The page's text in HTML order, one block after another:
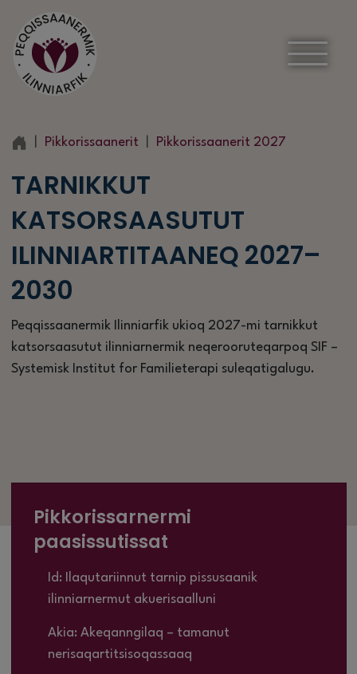
Pikkorissaanerit Pikkorissaanerit 2027
TARNIKKUT
KATSORSAASUTUT
ILINNIARTITAANEQ 2027–
2030
Peqqissaanermik Ilinniarfik ukioq 2027-mi tarnikkut
katsorsaasutut ilinniarnermik neqerooruteqarpoq SIF –
Systemisk Institut for Familieterapi suleqatigalugu.
Pikkorissarnermi
paasissutissat
Id: Ilaqutariinnut tarnip pissusaanik
ilinniarnermut akuerisaalluni
Akia: Akeqanngilaq – tamanut
nerisaqartitsisoqassaaq